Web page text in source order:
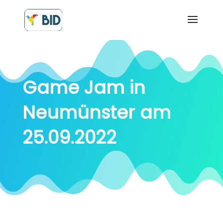
Game Jam in
Neumünster am
25.09.2022